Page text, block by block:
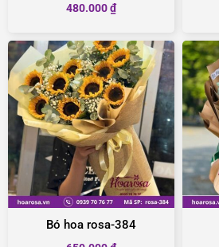
480.000₫
Bó hoa rosa-384